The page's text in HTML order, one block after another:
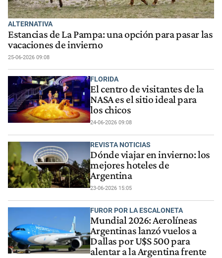
ALTERNATIVA
Estancias de La Pampa: una opción para pasar las
vacaciones de invierno
25-06-2026 09:08
FLORIDA
El centro de visitantes de la
NASA es el sitio ideal para
los chicos
24-06-2026 09:08
REVISTA NOTICIAS
Dónde viajar en invierno: los
mejores hoteles de
Argentina
23-06-2026 15:05
FUROR POR LA ESCALONETA
Mundial 2026: Aerolíneas
Argentinas lanzó vuelos a
Dallas por U$S 500 para
alentar a la Argentina frente